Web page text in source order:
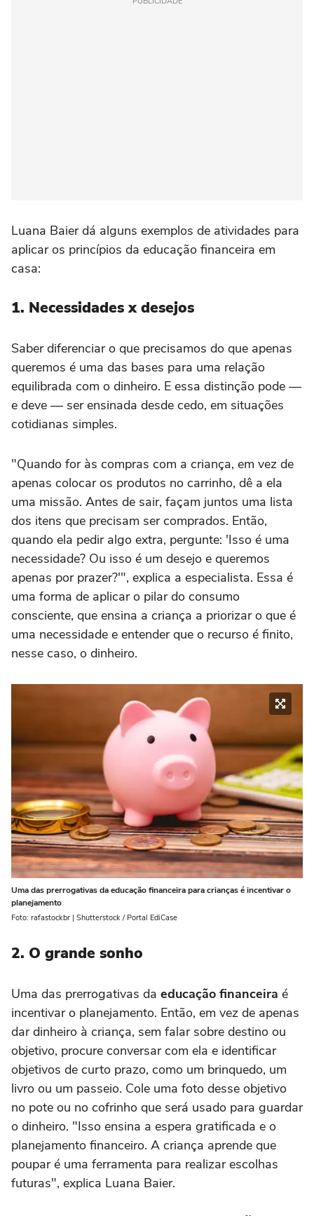
Luana Baier dá alguns exemplos de atividades para
aplicar os princípios da educação financeira em
casa:
1. Necessidades x desejos
Saber diferenciar o que precisamos do que apenas
queremos é uma das bases para uma relação
equilibrada com o dinheiro. E essa distinção pode —
e deve — ser ensinada desde cedo, em situações
cotidianas simples.
"Quando for às compras com a criança, em vez de
apenas colocar os produtos no carrinho, dê a ela
uma missão. Antes de sair, façam juntos uma lista
dos itens que precisam ser comprados. Então,
quando ela pedir algo extra, pergunte: 'Isso é uma
necessidade? Ou isso é um desejo e queremos
apenas por prazer?'", explica a especialista. Essa é
uma forma de aplicar o pilar do consumo
consciente, que ensina a criança a priorizar o que é
uma necessidade e entender que o recurso é finito,
nesse caso, o dinheiro.
Uma das prerrogativas da educação financeira para crianças é incentivar o
planejamento
Foto: rafastockbr | Shutterstock / Portal EdiCase
2. O grande sonho
Uma das prerrogativas da educação financeira é
incentivar o planejamento. Então, em vez de apenas
dar dinheiro à criança, sem falar sobre destino ou
objetivo, procure conversar com ela e identificar
objetivos de curto prazo, como um brinquedo, um
livro ou um passeio. Cole uma foto desse objetivo
no pote ou no cofrinho que será usado para guardar
o dinheiro. "Isso ensina a espera gratificada e o
planejamento financeiro. A criança aprende que
poupar é uma ferramenta para realizar escolhas
futuras", explica Luana Baier.